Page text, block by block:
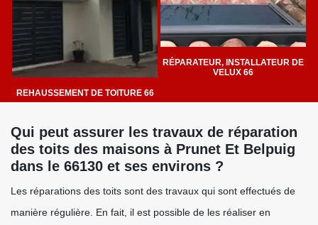
REHAUSSEMENT DE TOITURE 66
RÉPARATEUR, INSTALLATEUR DE
VELUX 66
Qui peut assurer les travaux de réparation
des toits des maisons à Prunet Et Belpuig
dans le 66130 et ses environs ?
Les réparations des toits sont des travaux qui sont effectués de
manière régulière. En fait, il est possible de les réaliser en